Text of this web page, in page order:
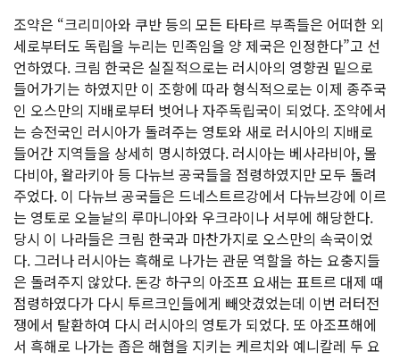
조약은 “크리미아와 쿠반 등의 모든 타타르 부족들은 어떠한 외
세로부터도 독립을 누리는 민족임을 양 제국은 인정한다”고 선
언하였다. 크림 한국은 실질적으로는 러시아의 영향권 밑으로
들어가기는 하였지만 이 조항에 따라 형식적으로는 이제 종주국
인 오스만의 지배로부터 벗어나 자주독립국이 되었다. 조약에서
는 승전국인 러시아가 돌려주는 영토와 새로 러시아의 지배로
들어간 지역들을 상세히 명시하였다. 러시아는 베사라비아, 몰
다비아, 왈라키아 등 다뉴브 공국들을 점령하였지만 모두 돌려
주었다. 이 다뉴브 공국들은 드네스트르강에서 다뉴브강에 이르
는 영토로 오늘날의 루마니아와 우크라이나 서부에 해당한다.
당시 이 나라들은 크림 한국과 마찬가지로 오스만의 속국이었
다. 그러나 러시아는 흑해로 나가는 관문 역할을 하는 요충지들
은 돌려주지 않았다. 돈강 하구의 아조프 요새는 표트르 대제 때
점령하였다가 다시 투르크인들에게 빼앗겼었는데 이번 러터전
쟁에서 탈환하여 다시 러시아의 영토가 되었다. 또 아조프해에
서 흑해로 나가는 좁은 해협을 지키는 케르치와 예니칼레 두 요